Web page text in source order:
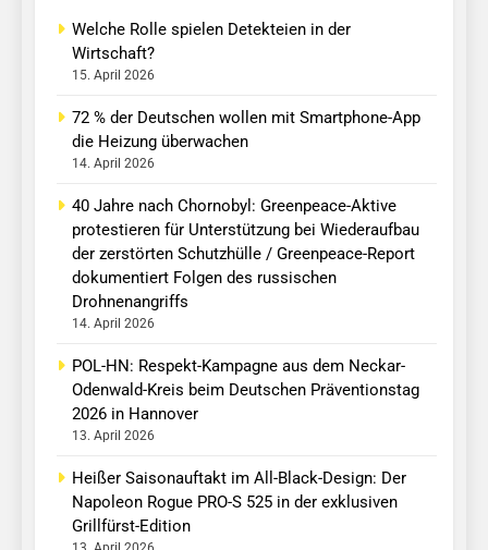
Welche Rolle spielen Detekteien in der
Wirtschaft?
15. April 2026
72 % der Deutschen wollen mit Smartphone-App
die Heizung überwachen
14. April 2026
40 Jahre nach Chornobyl: Greenpeace-Aktive
protestieren für Unterstützung bei Wiederaufbau
der zerstörten Schutzhülle / Greenpeace-Report
dokumentiert Folgen des russischen
Drohnenangriffs
14. April 2026
POL-HN: Respekt-Kampagne aus dem Neckar-
Odenwald-Kreis beim Deutschen Präventionstag
2026 in Hannover
13. April 2026
Heißer Saisonauftakt im All-Black-Design: Der
Napoleon Rogue PRO-S 525 in der exklusiven
Grillfürst-Edition